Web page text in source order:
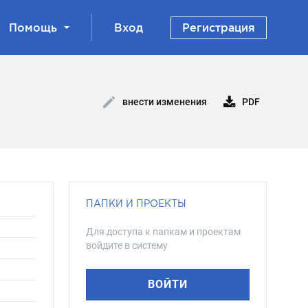
Помощь Вход Регистрация
внести изменения PDF
ПАПКИ И ПРОЕКТЫ
Для доступа к папкам и проектам
войдите в систему
ВОЙТИ